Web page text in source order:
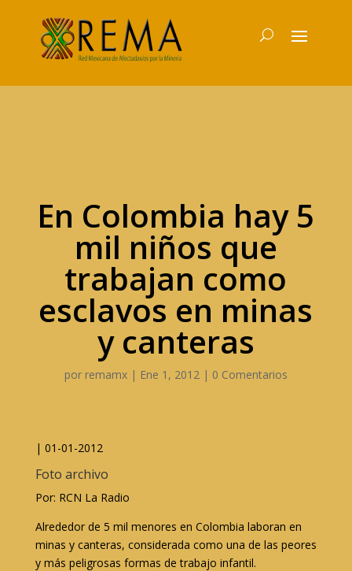
En Colombia hay 5
mil niños que
trabajan como
esclavos en minas
y canteras
por remamx| Ene 1, 2012| 0 Comentarios
| 01-01-2012
Foto archivo
Por: RCN La Radio
Alrededor de 5 mil menores en Colombia laboran en
minas y canteras, considerada como una de las peores
y más peligrosas formas de trabajo infantil.